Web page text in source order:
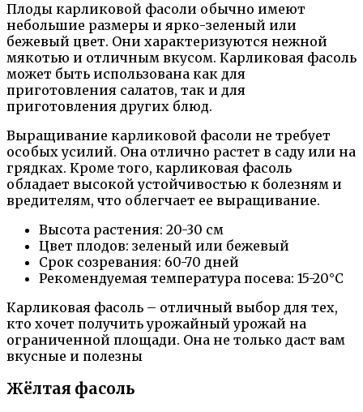
Плоды карликовой фасоли обычно имеют
небольшие размеры и ярко-зеленый или
бежевый цвет. Они характеризуются нежной
мякотью и отличным вкусом. Карликовая фасоль
может быть использована как для
приготовления салатов, так и для
приготовления других блюд.
Выращивание карликовой фасоли не требует
особых усилий. Она отлично растет в саду или на
грядках. Кроме того, карликовая фасоль
обладает высокой устойчивостью к болезням и
вредителям, что облегчает ее выращивание.
Высота растения: 20-30 см
Цвет плодов: зеленый или бежевый
Срок созревания: 60-70 дней
Рекомендуемая температура посева: 15-20°C
Карликовая фасоль – отличный выбор для тех,
кто хочет получить урожайный урожай на
ограниченной площади. Она не только даст вам
вкусные и полезны
Жёлтая фасоль